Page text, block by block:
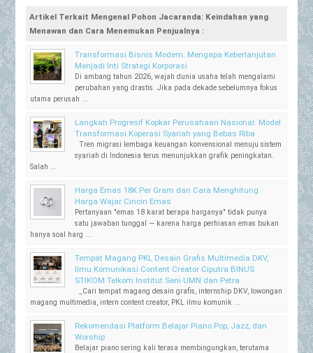
Artikel Terkait Mengenal Pohon Jacaranda: Keindahan yang
Menawan dan Cara Menemukan Penjualnya :
Transformasi Bisnis Modern: Mengapa Keberlanjutan
Menjadi Inti Strategi Korporasi
Di ambang tahun 2026, wajah dunia usaha telah mengalami
perubahan yang drastis. Jika pada dekade sebelumnya fokus
utama perusah ...
Langkah Progresif Kopkar Perusahaan Nasional: Model
Transformasi Koperasi Syariah yang Bebas Riba
Tren migrasi lembaga keuangan konvensional menuju sistem
syariah di Indonesia terus menunjukkan grafik peningkatan.
Salah ...
Harga Emas 18K Per Gram dan Cara Menghitung
Harga Wajar Cincin Emas
Pertanyaan "emas 18 karat berapa harganya" tidak punya
satu jawaban tunggal — karena harga perhiasan emas bukan
hanya soal harg ...
Tempat Magang PKL Desain Grafis Multimedia DKV,
Ilmu Komunikasi Content Creator Ciputra BINUS
STIKOM Telkom Institut Seni UMN dan Petra
_Cari tempat magang desain grafis, internship DKV, lowongan
magang multimedia, intern content creator, PKL ilmu komunik ...
Rekomendasi Platform Belajar Piano Pop, Jazz, dan
Worship
Belajar piano sering kali terasa membingungkan, terutama